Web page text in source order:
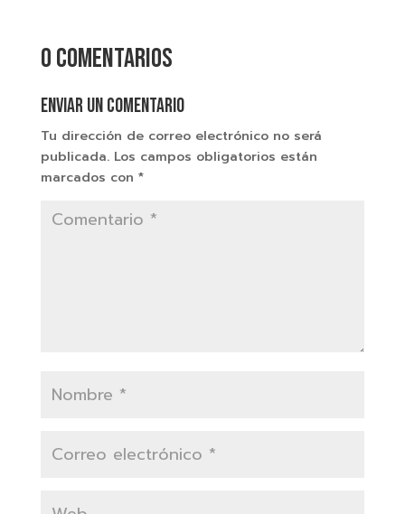
0 comentarios
Enviar un comentario
Tu dirección de correo electrónico no será
publicada. Los campos obligatorios están
marcados con *